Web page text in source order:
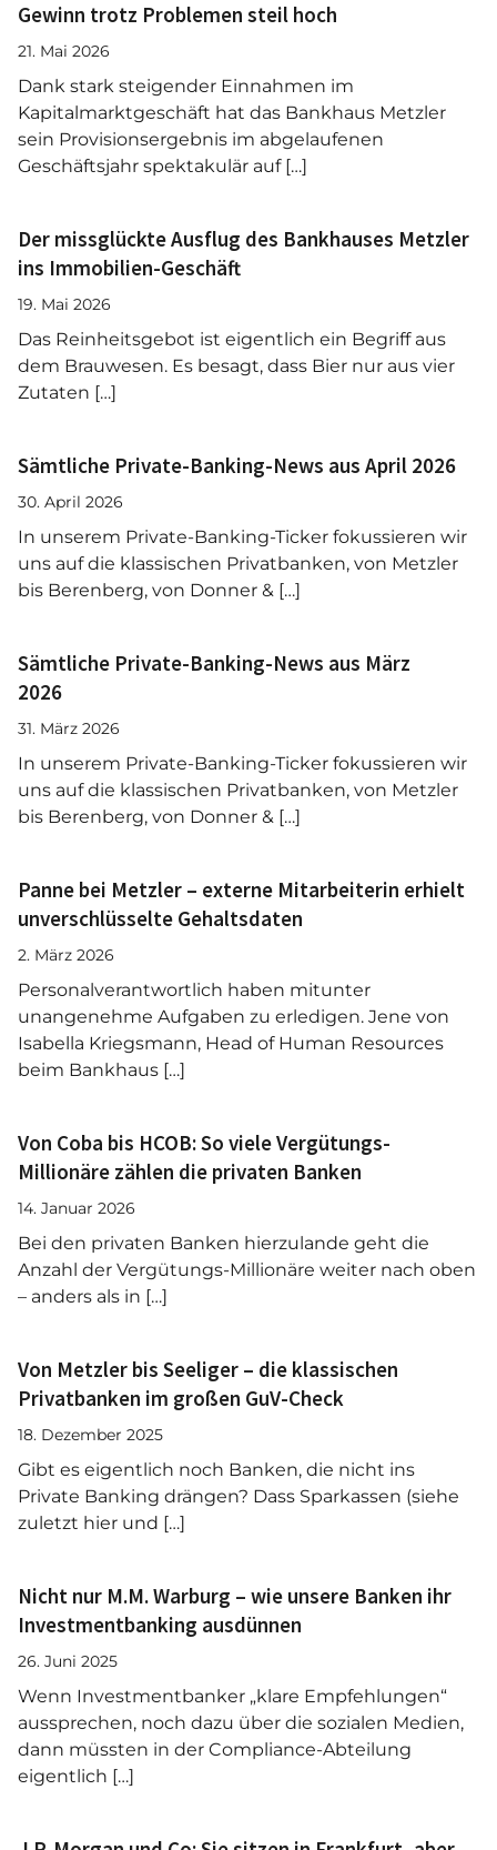
Gewinn trotz Problemen steil hoch
21. Mai 2026
Dank stark steigender Einnahmen im
Kapitalmarktgeschäft hat das Bankhaus Metzler
sein Provisionsergebnis im abgelaufenen
Geschäftsjahr spektakulär auf […]
Der missglückte Ausflug des Bankhauses Metzler
ins Immobilien-Geschäft
19. Mai 2026
Das Reinheitsgebot ist eigentlich ein Begriff aus
dem Brauwesen. Es besagt, dass Bier nur aus vier
Zutaten […]
Sämtliche Private-Banking-News aus April 2026
30. April 2026
In unserem Private-Banking-Ticker fokussieren wir
uns auf die klassischen Privatbanken, von Metzler
bis Berenberg, von Donner & […]
Sämtliche Private-Banking-News aus März
2026
31. März 2026
In unserem Private-Banking-Ticker fokussieren wir
uns auf die klassischen Privatbanken, von Metzler
bis Berenberg, von Donner & […]
Panne bei Metzler – externe Mitarbeiterin erhielt
unverschlüsselte Gehaltsdaten
2. März 2026
Personalverantwortlich haben mitunter
unangenehme Aufgaben zu erledigen. Jene von
Isabella Kriegsmann, Head of Human Resources
beim Bankhaus […]
Von Coba bis HCOB: So viele Vergütungs-
Millionäre zählen die privaten Banken
14. Januar 2026
Bei den privaten Banken hierzulande geht die
Anzahl der Vergütungs-Millionäre weiter nach oben
– anders als in […]
Von Metzler bis Seeliger – die klassischen
Privatbanken im großen GuV-Check
18. Dezember 2025
Gibt es eigentlich noch Banken, die nicht ins
Private Banking drängen? Dass Sparkassen (siehe
zuletzt hier und […]
Nicht nur M.M. Warburg – wie unsere Banken ihr
Investmentbanking ausdünnen
26. Juni 2025
Wenn Investmentbanker „klare Empfehlungen“
aussprechen, noch dazu über die sozialen Medien,
dann müssten in der Compliance-Abteilung
eigentlich […]